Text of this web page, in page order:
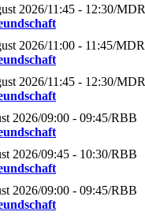
2026/11:45 - 12:30/MDR
2026/11:00 - 11:45/MDR
2026/11:45 - 12:30/MDR
2026/09:00 - 09:45/RBB
2026/09:45 - 10:30/RBB
2026/09:00 - 09:45/RBB